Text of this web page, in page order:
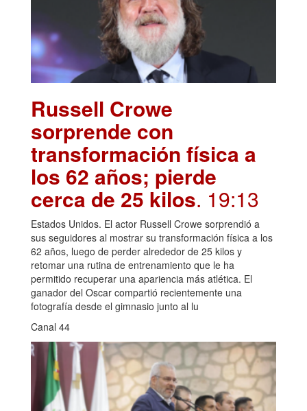
Russell Crowe
sorprende con
transformación física a
los 62 años; pierde
cerca de 25 kilos. 19:13
Estados Unidos. El actor Russell Crowe sorprendió a
sus seguidores al mostrar su transformación física a los
62 años, luego de perder alrededor de 25 kilos y
retomar una rutina de entrenamiento que le ha
permitido recuperar una apariencia más atlética. El
ganador del Oscar compartió recientemente una
fotografía desde el gimnasio junto al lu
Canal 44